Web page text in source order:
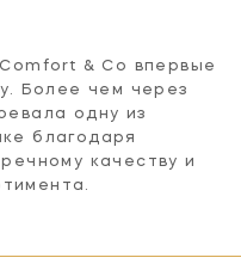
& Co впервые
Более чем через
одну из
благодаря
качеству и